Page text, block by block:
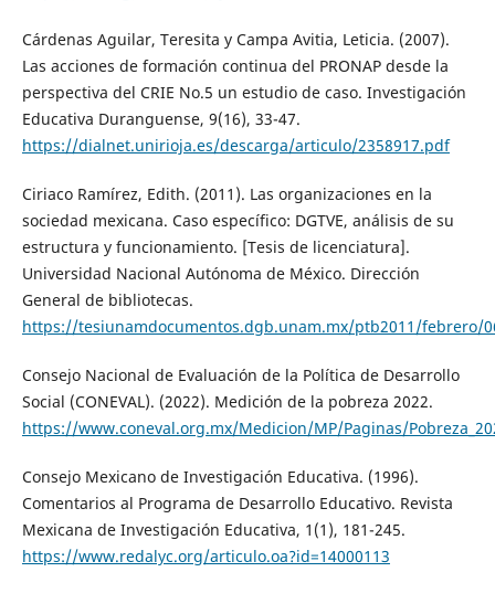
Cárdenas Aguilar, Teresita y Campa Avitia, Leticia. (2007).
Las acciones de formación continua del PRONAP desde la
perspectiva del CRIE No.5 un estudio de caso. Investigación
Educativa Duranguense, 9(16), 33-47.
https://dialnet.unirioja.es/descarga/articulo/2358917.pdf
Ciriaco Ramírez, Edith. (2011). Las organizaciones en la
sociedad mexicana. Caso específico: DGTVE, análisis de su
estructura y funcionamiento. [Tesis de licenciatura].
Universidad Nacional Autónoma de México. Dirección
General de bibliotecas.
https://tesiunamdocumentos.dgb.unam.mx/ptb2011/febrero/
Consejo Nacional de Evaluación de la Política de Desarrollo
Social (CONEVAL). (2022). Medición de la pobreza 2022.
https://www.coneval.org.mx/Medicion/MP/Paginas/
Consejo Mexicano de Investigación Educativa. (1996).
Comentarios al Programa de Desarrollo Educativo. Revista
Mexicana de Investigación Educativa, 1(1), 181-245.
https://www.redalyc.org/articulo.oa?id=14000113